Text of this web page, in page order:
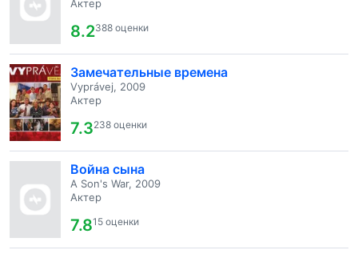
Актер
8.2388 оценки
Замечательные времена
Vyprávej, 2009
Актер
7.3238 оценки
Война сына
A Son's War, 2009
Актер
7.815 оценки